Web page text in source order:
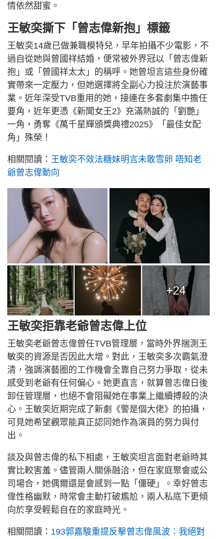
情依然甜蜜。
王敏奕撕下「曾志偉新抱」標籤
王敏奕14歲已做兼職模特兒，早年拍攝不少電影，不
過自從她與曾國祥結婚，便常被外界冠以「曾志偉新
抱」或「曾國祥太太」的稱呼。她曾坦言這些身份確
實帶來一定壓力，但她選擇將全副心力投注於演藝事
業。近年深受TVB重用的她，接連在多套劇集中擔任
要角，近年更憑《新聞女王2》充滿熱誠的「劉艷」
一角，勇奪《萬千星輝頒獎典禮2025》「最佳女配
角」殊榮！
相關閱讀： 王敏奕不效法糖妹明言未敢雪卵 唔知老
爺曾志偉動向
+24
王敏奕拒靠老爺曾志偉上位
王敏奕老爺曾志偉曾任TVB管理層，當時外界揣測王
敏奕的資源是否因此大增。對此，王敏奕多次霸氣澄
清，強調演藝圈的工作機會全靠自己努力爭取，從未
感受到老爺有任何偏心。她更直言，就算曾志偉日後
卸任管理層，也絕不會阻礙她在事業上繼續搏殺的決
心。王敏奕近期完成了新劇《警是個大佬》的拍攝，
可見她希望觀眾能真正認同她作為演員的努力與付
出。
談及與曾志偉的私下相處，王敏奕坦言面對老爺時其
實比較害羞。儘管兩人關係融洽，但在家庭聚會或公
司場合，她偶爾還是會感到一點「僵硬」。幸好曾志
偉性格幽默，時常會主動打破尷尬，兩人私底下更傾
向於享受輕鬆自在的家庭時光。
相關閱讀： 193郭嘉駿重提反擊曾志偉風波：我絕對